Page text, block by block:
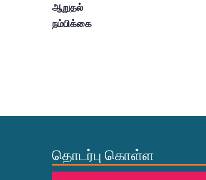
ஆறுதல்
நம்பிக்கை
தொடர்பு கொள்ள